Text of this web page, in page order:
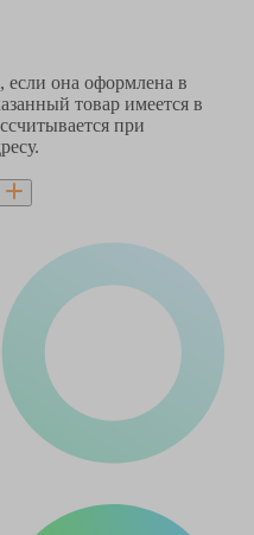
если она оформлена в
товар имеется в
при